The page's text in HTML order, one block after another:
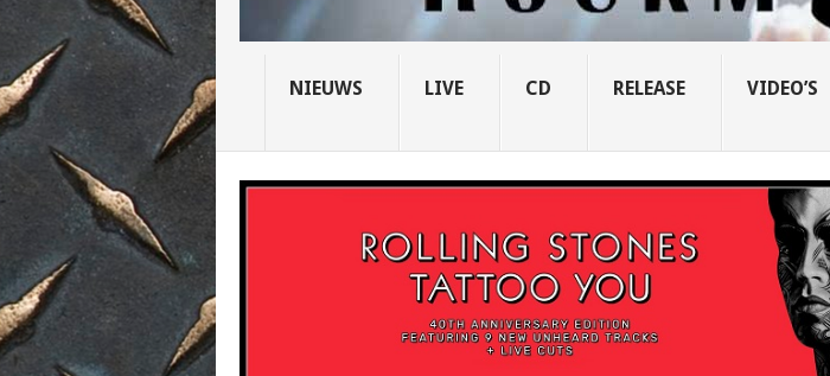
NIEUWS LIVE CD RELEASE VIDEO’S